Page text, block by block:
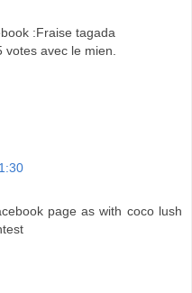
:Fraise tagada
votes avec le mien.
page as with coco lush